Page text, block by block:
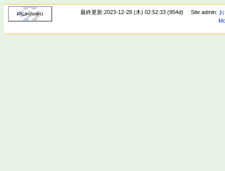
最終更新:2023-12-28 (木) 02:52:33 (954d) Site admin: